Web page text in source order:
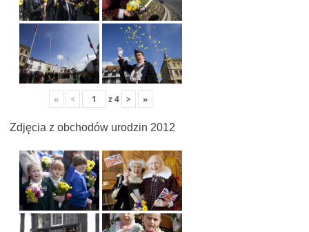
« < z4 > »
Zdjęcia z obchodów urodzin 2012